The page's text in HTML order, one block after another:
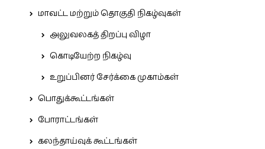
மாவட்ட மற்றும் தொகுதி நிகழ்வுகள்
அலுவலகத் திறப்பு விழா
கொடியேற்ற நிகழ்வு
உறுப்பினர் சேர்க்கை முகாம்கள்
பொதுக்கூட்டங்கள்
போராட்டங்கள்
கலந்தாய்வுக் கூட்டங்கள்